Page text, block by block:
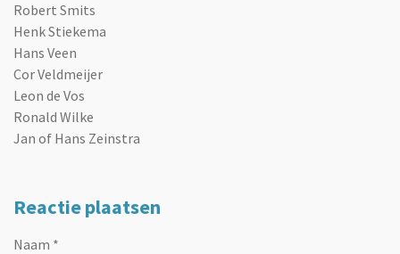
Robert Smits
Henk Stiekema
Hans Veen
Cor Veldmeijer
Leon de Vos
Ronald Wilke
Jan of Hans Zeinstra
Reactie plaatsen
Naam *